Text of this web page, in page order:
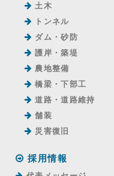
土木
トンネル
ダム・砂防
護岸・築堤
農地整備
橋梁・下部工
道路・道路維持
舗装
災害復旧
採用情報